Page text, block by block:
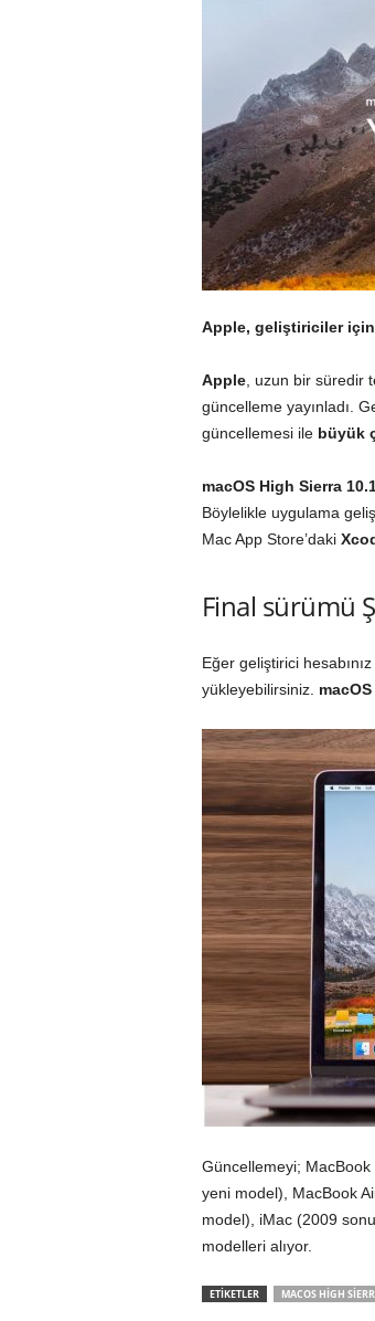
l
m
a
Apple, geliştiriciler için
Apple, uzun bir süredir
güncelleme yayınladı.
güncellemesi ile büyük
macOS High Sierra
Böylelikle uygulama
Mac App Store’daki
Final sürümü
Eğer geliştirici
yükleyebilirsiniz.
Güncellemeyi;
yeni model), MacBook
model), iMac (2009
modelleri alıyor.
ETİKETLER MACOS HIGH